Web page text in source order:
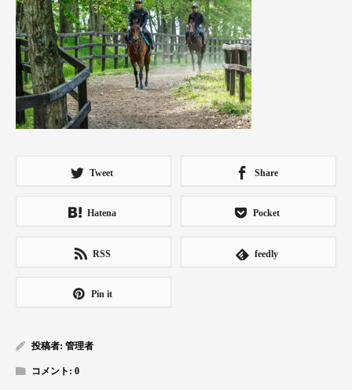
Tweet Share
Hatena Pocket
RSS feedly
Pin it
投稿者: 管理者
コメント: 0